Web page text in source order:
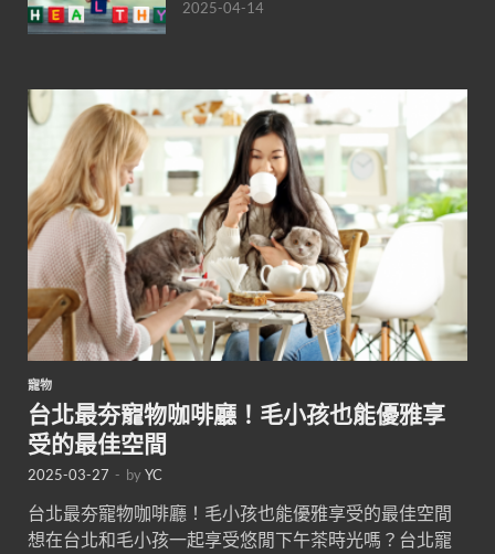
2025-04-14
寵物
台北最夯寵物咖啡廳！毛小孩也能優雅享
受的最佳空間
2025-03-27 - byYC
台北最夯寵物咖啡廳！毛小孩也能優雅享受的最佳空間
想在台北和毛小孩一起享受悠閒下午茶時光嗎？台北寵